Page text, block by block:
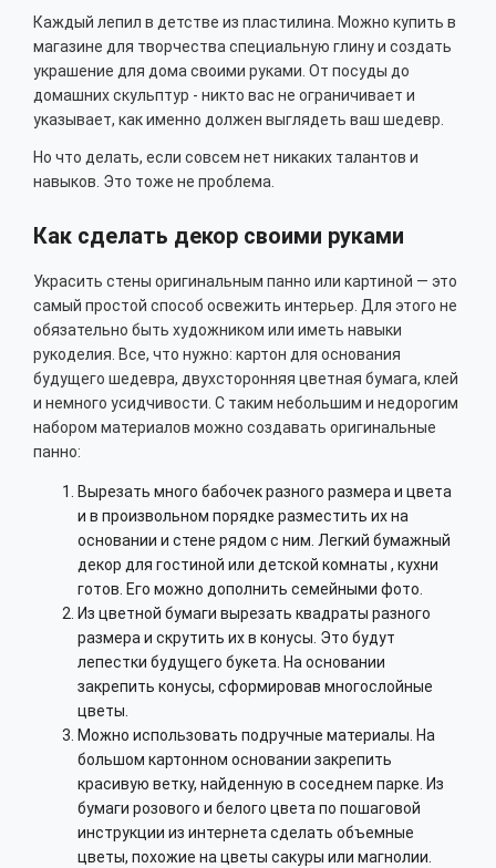
Каждый лепил в детстве из пластилина. Можно купить в
магазине для творчества специальную глину и создать
украшение для дома своими руками. От посуды до
домашних скульптур - никто вас не ограничивает и
указывает, как именно должен выглядеть ваш шедевр.
Но что делать, если совсем нет никаких талантов и
навыков. Это тоже не проблема.
Как сделать декор своими руками
Украсить стены оригинальным панно или картиной — это
самый простой способ освежить интерьер. Для этого не
обязательно быть художником или иметь навыки
рукоделия. Все, что нужно: картон для основания
будущего шедевра, двухсторонняя цветная бумага, клей
и немного усидчивости. С таким небольшим и недорогим
набором материалов можно создавать оригинальные
панно:
Вырезать много бабочек разного размера и цвета
и в произвольном порядке разместить их на
основании и стене рядом с ним. Легкий бумажный
декор для гостиной или детской комнаты , кухни
готов. Его можно дополнить семейными фото.
Из цветной бумаги вырезать квадраты разного
размера и скрутить их в конусы. Это будут
лепестки будущего букета. На основании
закрепить конусы, сформировав многослойные
цветы.
Можно использовать подручные материалы. На
большом картонном основании закрепить
красивую ветку, найденную в соседнем парке. Из
бумаги розового и белого цвета по пошаговой
инструкции из интернета сделать объемные
цветы, похожие на цветы сакуры или магнолии.